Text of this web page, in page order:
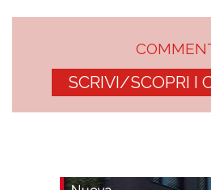
SCRIVI/SCOPRI I